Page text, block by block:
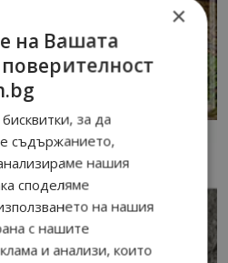
×
на Вашата
за да
съдържанието,
нашия
споделяме
на нашия
с нашите
и анализи, които